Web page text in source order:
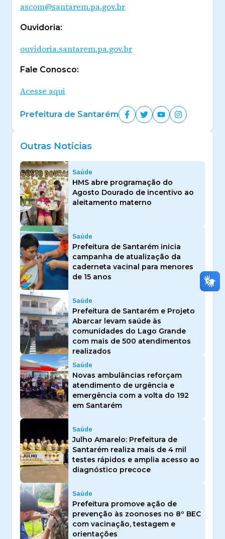
ascom@santarem.pa.gov.br
Ouvidoria:
ouvidoria.santarem.pa.gov.br
Fale Conosco:
Acesse aqui
Prefeitura de Santarém
Outras Notícias
Saúde
HMS abre programação do
Agosto Dourado de incentivo ao
aleitamento materno
Saúde
Prefeitura de Santarém inicia
campanha de atualização da
caderneta vacinal para menores
de 15 anos
Saúde
Prefeitura de Santarém e Projeto
Abarcar levam saúde às
comunidades do Lago Grande
com mais de 500 atendimentos
realizados
Saúde
Novas ambulâncias reforçam
atendimento de urgência e
emergência com a volta do 192
em Santarém
Saúde
Julho Amarelo: Prefeitura de
Santarém realiza mais de 4 mil
testes rápidos e amplia acesso ao
diagnóstico precoce
Saúde
Prefeitura promove ação de
prevenção às zoonoses no 8º BEC
com vacinação, testagem e
orientações